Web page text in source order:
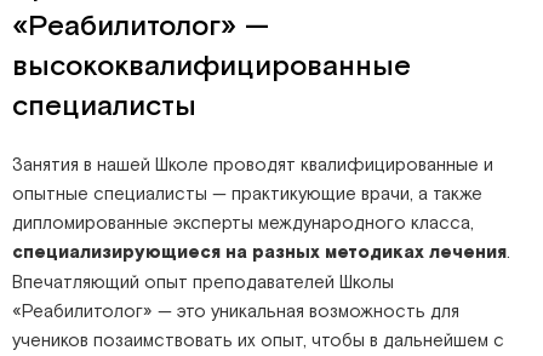
«Реабилитолог» —
высококвалифицированные
специалисты
Занятия в нашей Школе проводят квалифицированные и
опытные специалисты — практикующие врачи, а также
дипломированные эксперты международного класса,
специализирующиеся на разных методиках лечения
Впечатляющий опыт преподавателей Школы
«Реабилитолог» — это уникальная возможность для
учеников позаимствовать их опыт, чтобы в дальнейшем с